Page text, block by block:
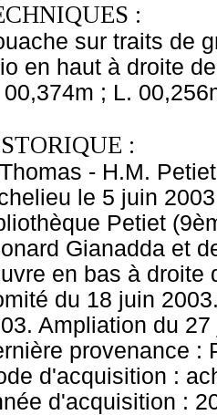
:
sur traits de
en haut à droite
00,374m ; L.
:
- H.M.
le 5 juin
Petiet
Gianadda et
en bas à droite
du 18 juin
Ampliation du
provenance :
d'acquisition :
d'acquisition :